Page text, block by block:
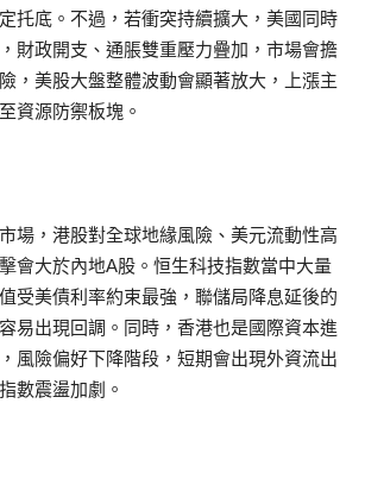
托底。不過，若衝突持續擴大，美國同時
財政開支、通脹雙重壓力疊加，市場會擔
，美股大盤整體波動會顯著放大，上漲主
資源防禦板塊。
場，港股對全球地緣風險、美元流動性高
會大於內地A股。恒生科技指數當中大量
受美債利率約束最強，聯儲局降息延後的
易出現回調。同時，香港也是國際資本進
風險偏好下降階段，短期會出現外資流出
數震盪加劇。